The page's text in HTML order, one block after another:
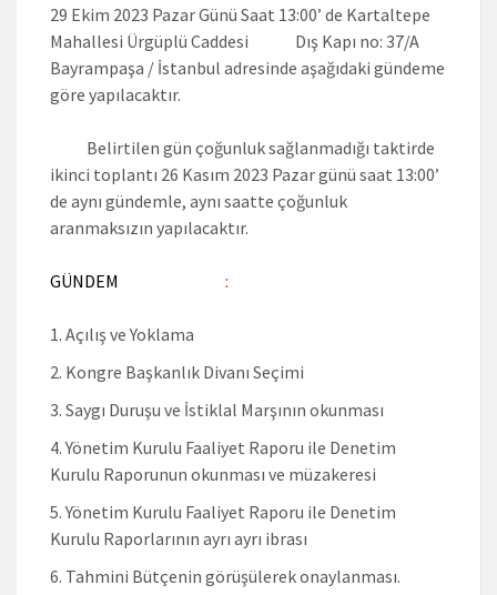
29 Ekim 2023 Pazar Günü Saat 13:00’ de Kartaltepe
Mahallesi Ürgüplü Caddesi Dış Kapı no: 37/A
Bayrampaşa / İstanbul adresinde aşağıdaki gündeme
göre yapılacaktır.
Belirtilen gün çoğunluk sağlanmadığı taktirde
ikinci toplantı 26 Kasım 2023 Pazar günü saat 13:00’
de aynı gündemle, aynı saatte çoğunluk
aranmaksızın yapılacaktır.
GÜNDEM :
Açılış ve Yoklama
Kongre Başkanlık Divanı Seçimi
Saygı Duruşu ve İstiklal Marşının okunması
Yönetim Kurulu Faaliyet Raporu ile Denetim
Kurulu Raporunun okunması ve müzakeresi
Yönetim Kurulu Faaliyet Raporu ile Denetim
Kurulu Raporlarının ayrı ayrı ibrası
Tahmini Bütçenin görüşülerek onaylanması.